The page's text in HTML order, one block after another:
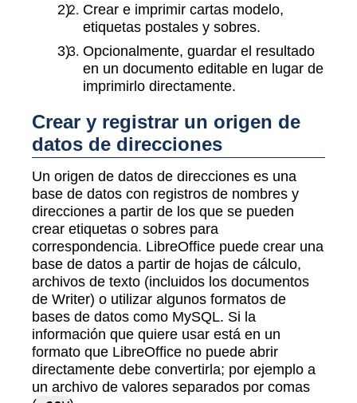
Crear e imprimir cartas modelo,
etiquetas postales y sobres.
Opcionalmente, guardar el resultado
en un documento editable en lugar de
imprimirlo directamente.
Crear y registrar un origen de
datos de direcciones
Un origen de datos de direcciones es una
base de datos con registros de nombres y
direcciones a partir de los que se pueden
crear etiquetas o sobres para
correspondencia. LibreOffice puede crear una
base de datos a partir de hojas de cálculo,
archivos de texto (incluidos los documentos
de Writer) o utilizar algunos formatos de
bases de datos como MySQL. Si la
información que quiere usar está en un
formato que LibreOffice no puede abrir
directamente debe convertirla; por ejemplo a
un archivo de valores separados por comas